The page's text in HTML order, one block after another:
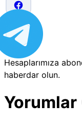
Hesaplarımıza
haberdar olun.
Yorumlar